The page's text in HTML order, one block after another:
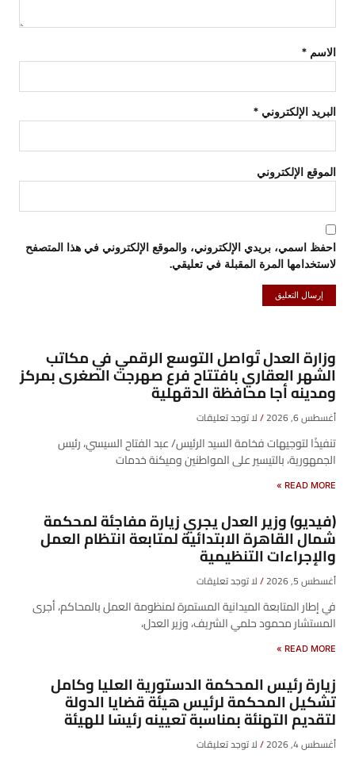
الاسم *
البريد الإلكتروني *
الموقع الإلكتروني
احفظ اسمي، بريدي الإلكتروني، والموقع الإلكتروني في هذا المتصفح
لاستخدامها المرة المقبلة في تعليقي.
وزارة العدل تُواصل التوسع الرقمي في مكاتب
الشهر العقاري بافتتاح فرع صهرجت الصغرى بمركز
ومدينه أجا محافظة الدقهلية
أغسطس 6, 2026 لا توجد تعليقات
تنفيذًا لتوجيهات فخامة السيد الرئيس/ عبد الفتاح السيسي، رئيس
الجمهورية، بالتيسير على المواطنين وميكنة خدمات
READ MORE »
(فيديو) وزير العدل يجري زيارة مفاجئة لمحكمة
شمال القاهرة الابتدائية لمتابعة انتظام العمل
والإجراءات التنظيمية
أغسطس 5, 2026 لا توجد تعليقات
في إطار المتابعة الميدانية المستمرة لمنظومة العمل بالمحاكم، أجرى
المستشار محمود حلمي الشريف، وزير العدل،
READ MORE »
زيارة رئيس المحكمة الدستورية العليا وكامل
تشكيل المحكمة لرئيس هيئة قضايا الدولة
لتقديم التهنئة بمناسبة تعيينه رئيسًا للهيئة
أغسطس 4, 2026 لا توجد تعليقات